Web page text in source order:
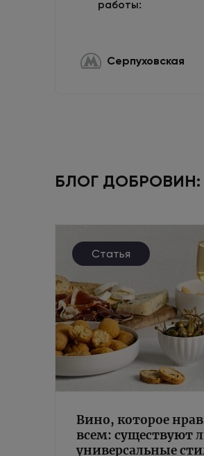
работы:
Серпуховская
БЛОГ ДОБРОВИН:
Статья
Вино, которое
всем: существуют
универсальные